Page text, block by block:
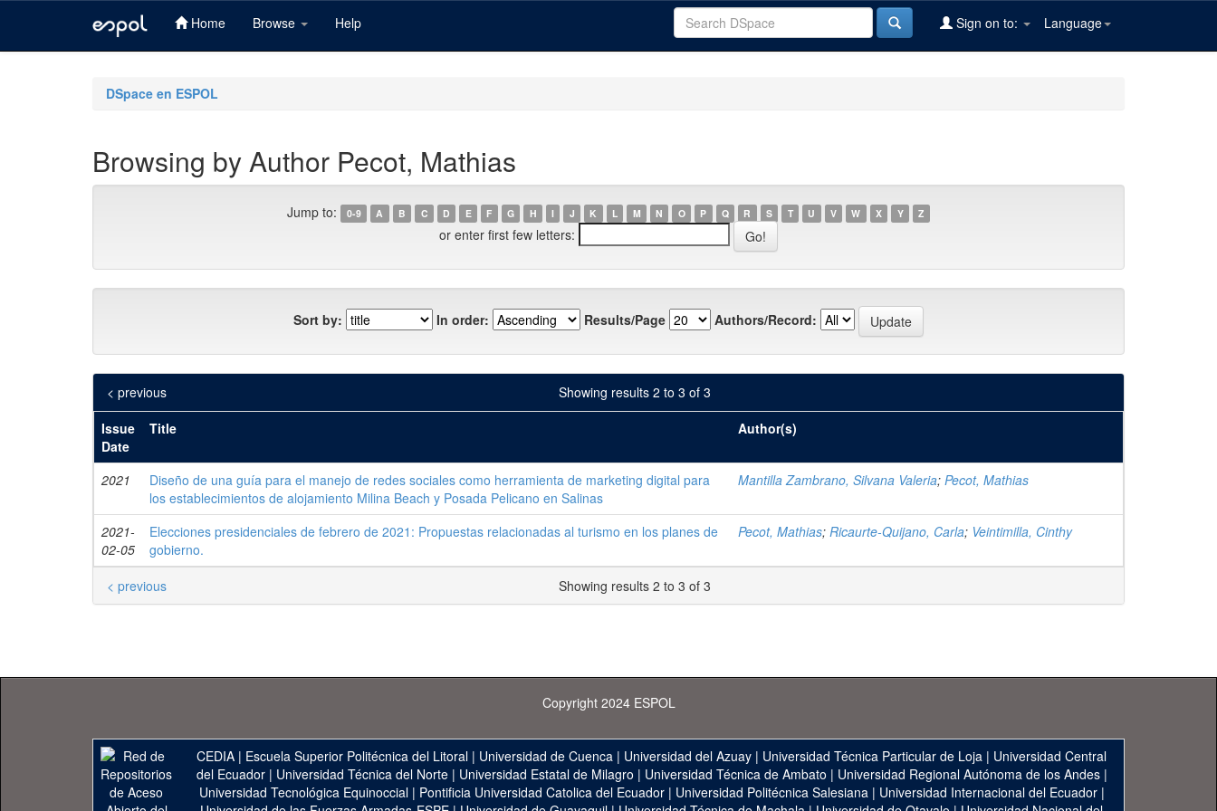
Home Browse Help Language
Sign on to:
DSpace en ESPOL
Browsing by Author Pecot, Mathias
Jump to: 0-9 A B C D E F G H I J K L M N O P Q R S T U V W X Y Z
or enter first few letters:
Sort by: In order: Results/Page Authors/Record:
Showing results 2 to 3 of 3
< previous
Issue
Date
Title Author(s)
2021
Diseño de una guía para el manejo de redes sociales como herramienta de marketing digital para
los establecimientos de alojamiento Milina Beach y Posada Pelicano en Salinas
Mantilla Zambrano, Silvana Valeria; Pecot, Mathias
2021-
02-05
Elecciones presidenciales de febrero de 2021: Propuestas relacionadas al turismo en los planes de
gobierno.
Pecot, Mathias; Ricaurte-Quijano, Carla; Veintimilla, Cinthy
Showing results 2 to 3 of 3
< previous
Copyright 2024 ESPOL
CEDIA | Escuela Superior Politécnica del Litoral | Universidad de Cuenca | Universidad del Azuay | Universidad Técnica Particular de Loja | Universidad Central
del Ecuador| Universidad Técnica del Norte| Universidad Estatal de Milagro | Universidad Técnica de Ambato | Universidad Regional Autónoma de los Andes|
Universidad Tecnológica Equinoccial| Pontificia Universidad Catolica del Ecuador| Universidad Politécnica Salesiana| Universidad Internacional del Ecuador|